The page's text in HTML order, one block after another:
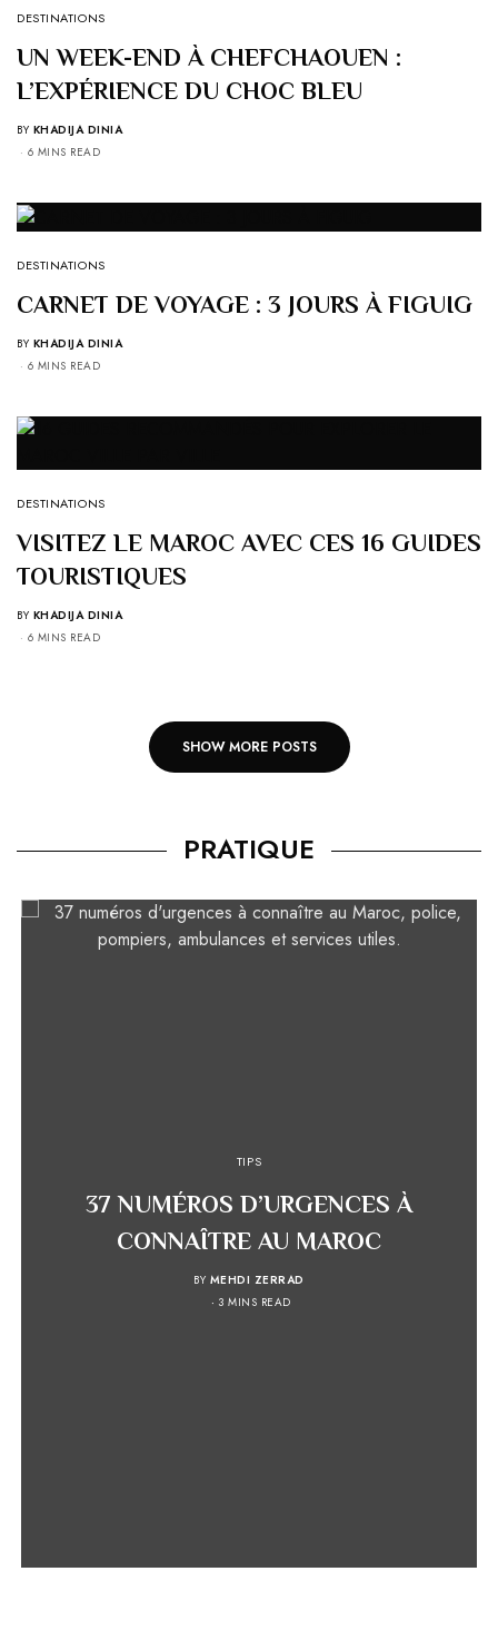
DESTINATIONS
UN WEEK-END À CHEFCHAOUEN :
L’EXPÉRIENCE DU CHOC BLEU
BY KHADIJA DINIA
6 MINS READ
DESTINATIONS
CARNET DE VOYAGE : 3 JOURS À FIGUIG
BY KHADIJA DINIA
6 MINS READ
DESTINATIONS
VISITEZ LE MAROC AVEC CES 16 GUIDES
TOURISTIQUES
BY KHADIJA DINIA
6 MINS READ
SHOW MORE POSTS
PRATIQUE
TIPS
37 NUMÉROS D’URGENCES À
CONNAÎTRE AU MAROC
BY MEHDI ZERRAD
3 MINS READ